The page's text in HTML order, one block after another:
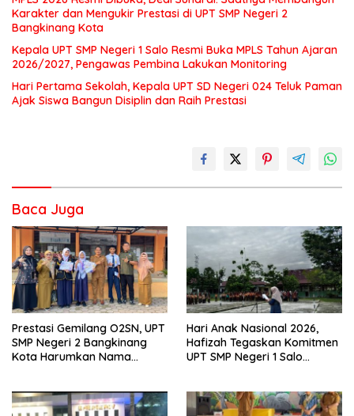
Karakter dan Mengukir Prestasi di UPT SMP Negeri 2
Bangkinang Kota
Kepala UPT SMP Negeri 1 Salo Resmi Buka MPLS Tahun Ajaran
2026/2027, Pengawas Pembina Lakukan Monitoring
Hari Pertama Sekolah, Kepala UPT SD Negeri 024 Teluk Paman
Ajak Siswa Bangun Disiplin dan Raih Prestasi
Baca Juga
Prestasi Gemilang O2SN, UPT
SMP Negeri 2 Bangkinang
Kota Harumkan Nama
Hari Anak Nasional 2026,
Hafizah Tegaskan Komitmen
UPT SMP Negeri 1 Salo